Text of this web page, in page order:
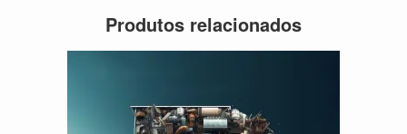
Produtos relacionados